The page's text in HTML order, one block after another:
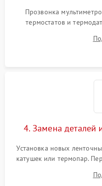
Прозвонка
термостатов и
модуля, реле, диодных
индукции). Проверка
4. Замена
Установка новых
катушек или термопар.
дорожек. Очистка